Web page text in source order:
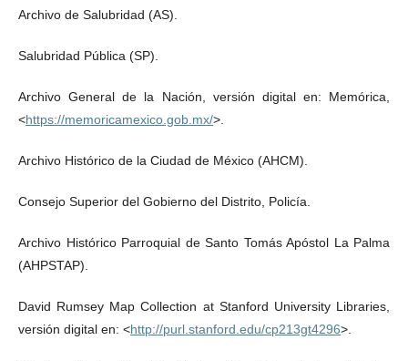
Archivo de Salubridad (AS).
Salubridad Pública (SP).
Archivo General de la Nación, versión digital en: Memórica,
<https://memoricamexico.gob.mx/>.
Archivo Histórico de la Ciudad de México (AHCM).
Consejo Superior del Gobierno del Distrito, Policía.
Archivo Histórico Parroquial de Santo Tomás Apóstol La Palma
(AHPSTAP).
David Rumsey Map Collection at Stanford University Libraries,
versión digital en: <http://purl.stanford.edu/cp213gt4296>.